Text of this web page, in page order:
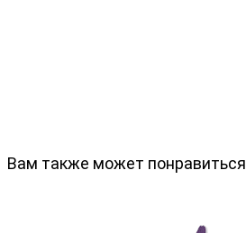
Вам также может понравиться